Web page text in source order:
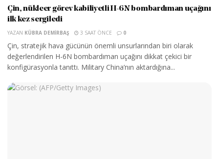
Çin, nükleer görev kabiliyetli H-6N bombardıman uçağını
ilk kez sergiledi
YAZAN KÜBRA DEMIRBAŞ 3 SAAT ÖNCE 0
Çin, stratejik hava gücünün önemli unsurlarından biri olarak
değerlendirilen H-6N bombardıman uçağını dikkat çekici bir
konfigürasyonla tanıttı. Military China’nın aktardığına...